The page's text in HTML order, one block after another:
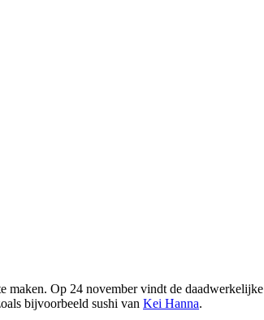
maken. Op 24 november vindt de daadwerkelijke
bijvoorbeeld sushi van Kei Hanna.